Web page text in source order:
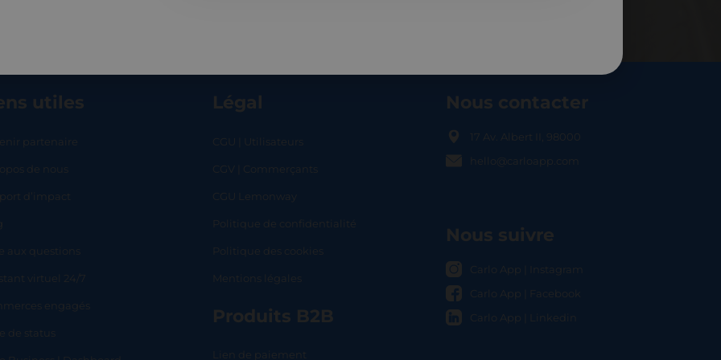
utiles
partenaire
de nous
d’impact
aux questions
virtuel 24/7
engagés
de status
Légal
CGU | Utilisateurs
CGV | Commerçants
CGU Lemonway
Politique de confidentialité
Politique des cookies
Mentions légales
Produits B2B
Lien de paiement
Nous contacter
17 Av. Albert II, 98000
hello@carloapp.com
Nous suivre
Carlo App | Instagram
Carlo App | Facebook
Carlo App | Linkedin
SHOPLOCAL